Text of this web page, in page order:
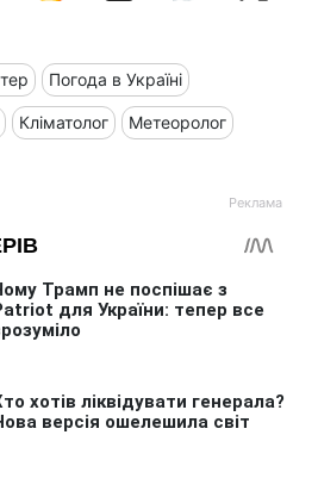
Погода в Україні
Кліматолог Метеоролог